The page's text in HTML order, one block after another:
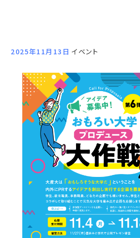
2025年11月13日イベント